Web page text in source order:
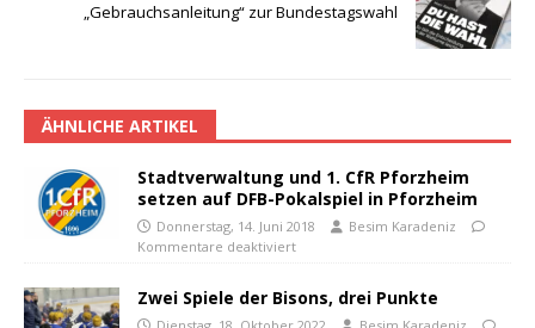
„Gebrauchsanleitung“ zur Bundestagswahl
ÄHNLICHE ARTIKEL
Stadtverwaltung und 1. CfR Pforzheim
setzen auf DFB-Pokalspiel in Pforzheim
Donnerstag, 14. Juni 2018
Besim Karadeniz
Kommentare deaktiviert
Zwei Spiele der Bisons, drei Punkte